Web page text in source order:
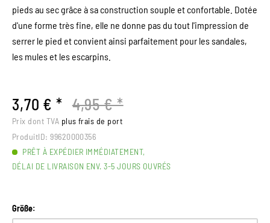
pieds au sec grâce à sa construction souple et confortable. Dotée
d'une forme très fine, elle ne donne pas du tout l'impression de
serrer le pied et convient ainsi parfaitement pour les sandales,
les mules et les escarpins.
3,70 € * 4,95 € *
Prix dont TVA plus frais de port
ProduitID: 99620000356
PRÊT À EXPÉDIER IMMÉDIATEMENT,
DÉLAI DE LIVRAISON ENV. 3-5 JOURS OUVRÉS
Größe: